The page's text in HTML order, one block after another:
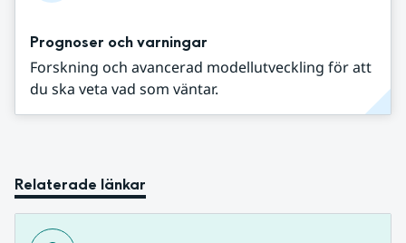
Prognoser och varningar
Forskning och avancerad modellutveckling för att
du ska veta vad som väntar.
Relaterade länkar